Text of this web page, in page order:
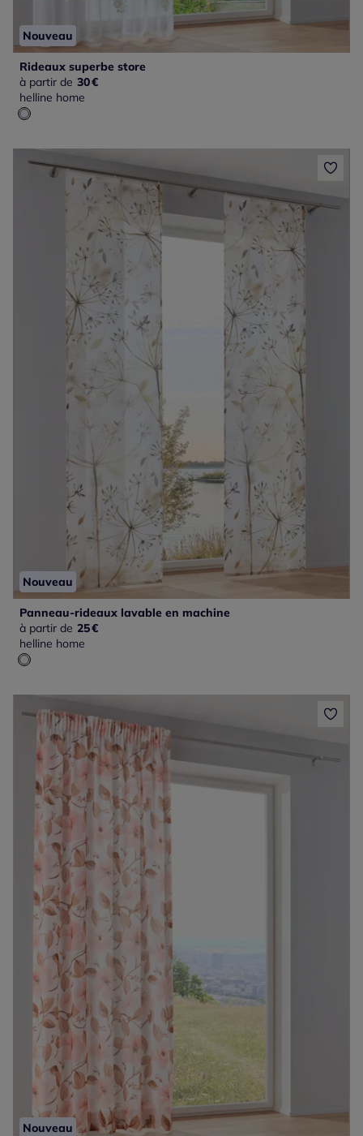
Nouveau
Rideaux superbe store
à partir de 30€
helline home
Nouveau
Panneau-rideaux lavable en machine
à partir de 25€
helline home
Nouveau